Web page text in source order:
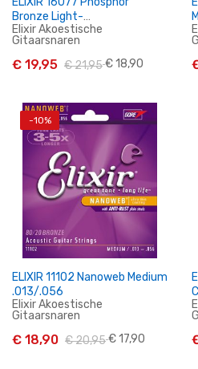
In Winkelwagen
Bronze Light-
Medium.012/.056
Elixir Akoestische
Gitaarsnaren
€ 19,95 € 21,95€ 18,90
-10%
ELIXIR 11102 Nanoweb Medium
.013/.056
Elixir Akoestische
Gitaarsnaren
€ 18,90 € 20,95€ 17,90